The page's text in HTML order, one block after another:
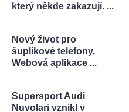
který někde zakazují. ...
Nový život pro
šuplíkové telefony.
Webová aplikace ...
Supersport Audi
Nuvolari vznikl v